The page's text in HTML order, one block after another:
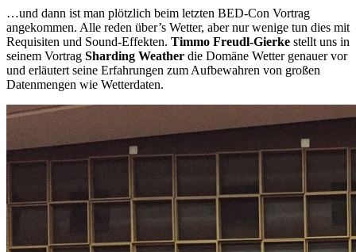
…und dann ist man plötzlich beim letzten BED-Con Vortrag
angekommen. Alle reden über’s Wetter, aber nur wenige tun dies mit
Requisiten und Sound-Effekten. Timmo Freudl-Gierke stellt uns in
seinem Vortrag Sharding Weather die Domäne Wetter genauer vor
und erläutert seine Erfahrungen zum Aufbewahren von großen
Datenmengen wie Wetterdaten.